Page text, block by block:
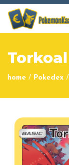
Torkoal
home / Pokedex /